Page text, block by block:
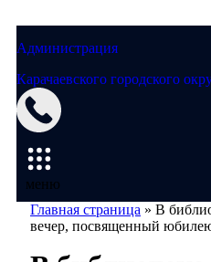
Администрация
Карачаевского городского
меню
Главная страница » В
вечер, посвященный
Мэрия